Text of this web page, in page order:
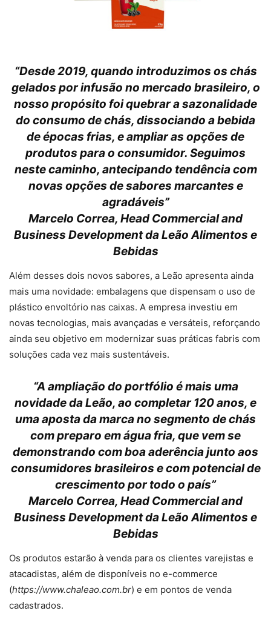
“Desde 2019, quando introduzimos os chás
gelados por infusão no mercado brasileiro, o
nosso propósito foi quebrar a sazonalidade
do consumo de chás, dissociando a bebida
de épocas frias, e ampliar as opções de
produtos para o consumidor. Seguimos
neste caminho, antecipando tendência com
novas opções de sabores marcantes e
agradáveis”
Marcelo Correa, Head Commercial and
Business Development da Leão Alimentos e
Bebidas
Além desses dois novos sabores, a Leão apresenta ainda
mais uma novidade: embalagens que dispensam o uso de
plástico envoltório nas caixas. A empresa investiu em
novas tecnologias, mais avançadas e versáteis, reforçando
ainda seu objetivo em modernizar suas práticas fabris com
soluções cada vez mais sustentáveis.
“A ampliação do portfólio é mais uma
novidade da Leão, ao completar 120 anos, e
uma aposta da marca no segmento de chás
com preparo em água fria, que vem se
demonstrando com boa aderência junto aos
consumidores brasileiros e com potencial de
crescimento por todo o país”
Marcelo Correa, Head Commercial and
Business Development da Leão Alimentos e
Bebidas
Os produtos estarão à venda para os clientes varejistas e
atacadistas, além de disponíveis no e-commerce
(https://www.chaleao.com.br) e em pontos de venda
cadastrados.